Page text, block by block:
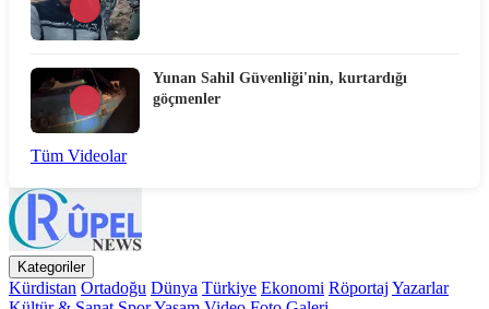
Yunan Sahil Güvenliği'nin, kurtardığı
göçmenler
Tüm Videolar
Kategoriler
Kürdistan Ortadoğu Dünya Türkiye Ekonomi Röportaj Yazarlar